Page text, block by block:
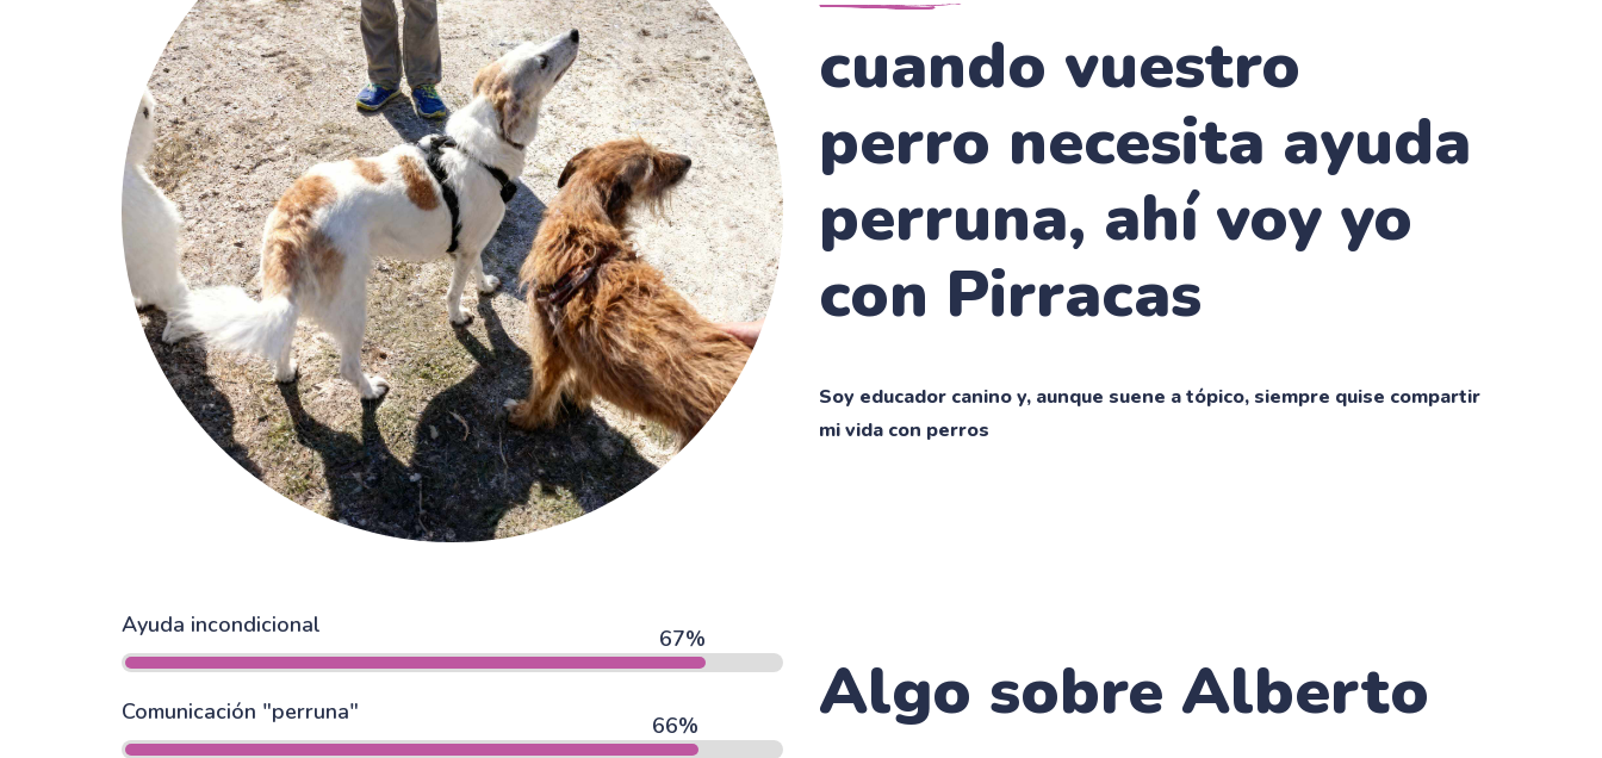
cuando vuestro
perro necesita ayuda
perruna, ahí voy yo
con Pirracas
Soy educador canino y, aunque suene a tópico, siempre quise compartir
mi vida con perros
Ayuda incondicional
Comunicación "perruna" Algo sobre Alberto